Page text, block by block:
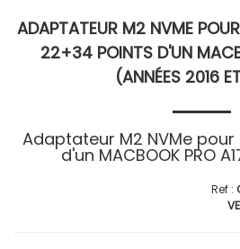
ADAPTATEUR M2 NVME
22+34 POINTS D'UN
(ANNÉES 2016
Adaptateur M2 NVMe pour
d'un MACBOOK PRO